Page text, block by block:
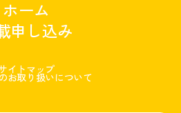
ホーム
申し込み
イトマップ
お取り扱いについて